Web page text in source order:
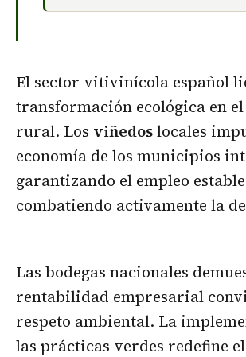
El sector vitivinícola español
transformación ecológica en
rural. Los viñedoslocales
economía de los municipios
garantizando el empleo
combatiendo activamente la
Las bodegas nacionales
rentabilidad empresarial
respeto ambiental. La
las prácticas verdes redefine